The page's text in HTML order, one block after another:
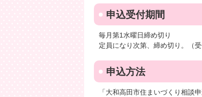
申込受付期間
毎月第1水曜日締め切り
定員になり次第、締め切り。（
申込方法
「大和高田市住まいづくり相談